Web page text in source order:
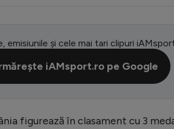
emisiunile și cele mai tari clipuri
iAMsport.ro pe Google
figurează în clasament cu 3